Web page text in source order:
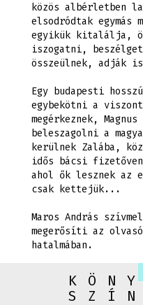
közös albérletben
elsodródtak egymás
egyikük kitalálja,
iszogatni,
összeülnek, adják
Egy budapesti
egybekötni a
megérkeznek,
beleszagolni a
kerülnek Zalába,
idős bácsi
ahol ők lesznek az
csak kettejük...
Maros András
megerősíti az
hatalmában.